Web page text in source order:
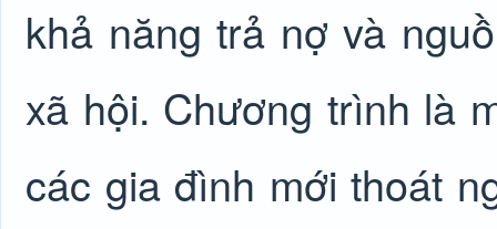
khả năng trả nợ và
xã hội. Chương trình là
các gia đình mới thoát